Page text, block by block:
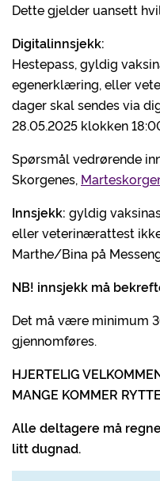
Dette gjelder uansett
Digitalinnsjekk:
Hestepass, gyldig
egenerklæring, eller
dager skal sendes via
28.05.2025 klokken
Spørsmål vedrørende
Skorgenes,
Innsjekk: gyldig
eller veterinærattest
Marthe/Bina på
NB! innsjekk må
Det må være minimum
gjennomføres.
HJERTELIG
MANGE KOMMER
Alle deltagere må
litt dugnad.